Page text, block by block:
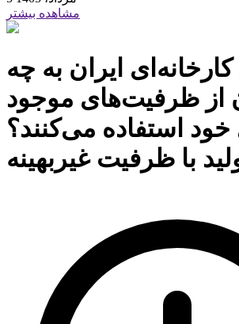
مشاهده بیشتر
ایران به‏‏‌ چه‏‏‌
از ظرفیت‏‏‌های‏‏‌ موجود
خود استفاده می‌کنند؟
با ظرفیت غیربهینه